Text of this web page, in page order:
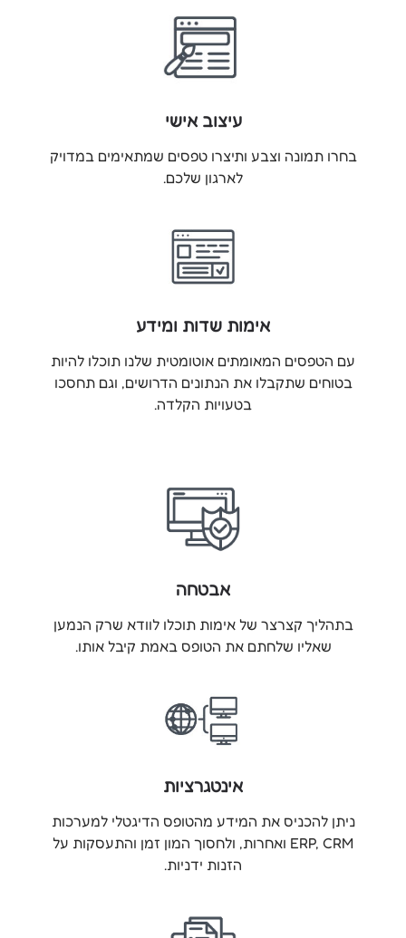
עיצוב אישי
בחרו תמונה וצבע ותיצרו טפסים שמתאימים במדויק
לארגון שלכם.
אימות שדות ומידע
עם הטפסים המאומתים אוטומטית שלנו תוכלו להיות
בטוחים שתקבלו את הנתונים הדרושים, וגם תחסכו
בטעויות הקלדה.
אבטחה
בתהליך קצרצר של אימות תוכלו לוודא שרק הנמען
שאליו שלחתם את הטופס באמת קיבל אותו.
אינטגרציות
ניתן להכניס את המידע מהטופס הדיגטלי למערכות
ERP, CRM ואחרות, ולחסוך המון זמן והתעסקות על
הזנות ידניות.